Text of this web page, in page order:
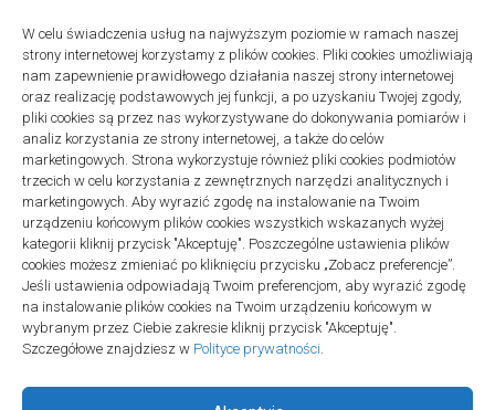
W celu świadczenia usług na najwyższym poziomie w ramach naszej
strony internetowej korzystamy z plików cookies. Pliki cookies umożliwiają
nam zapewnienie prawidłowego działania naszej strony internetowej
oraz realizację podstawowych jej funkcji, a po uzyskaniu Twojej zgody,
pliki cookies są przez nas wykorzystywane do dokonywania pomiarów i
analiz korzystania ze strony internetowej, a także do celów
marketingowych. Strona wykorzystuje również pliki cookies podmiotów
trzecich w celu korzystania z zewnętrznych narzędzi analitycznych i
marketingowych. Aby wyrazić zgodę na instalowanie na Twoim
urządzeniu końcowym plików cookies wszystkich wskazanych wyżej
kategorii kliknij przycisk "Akceptuję". Poszczególne ustawienia plików
cookies możesz zmieniać po kliknięciu przycisku „Zobacz preferencje”.
Jeśli ustawienia odpowiadają Twoim preferencjom, aby wyrazić zgodę
na instalowanie plików cookies na Twoim urządzeniu końcowym w
wybranym przez Ciebie zakresie kliknij przycisk "Akceptuję".
Szczegółowe znajdziesz w Polityce prywatności.
Remonty
Podłogi winylowe – jakie mają zalety w porównaniu z drewnianymi
2 listopada 2025
Polityka plików cookies (EU)|Polityka prywatności